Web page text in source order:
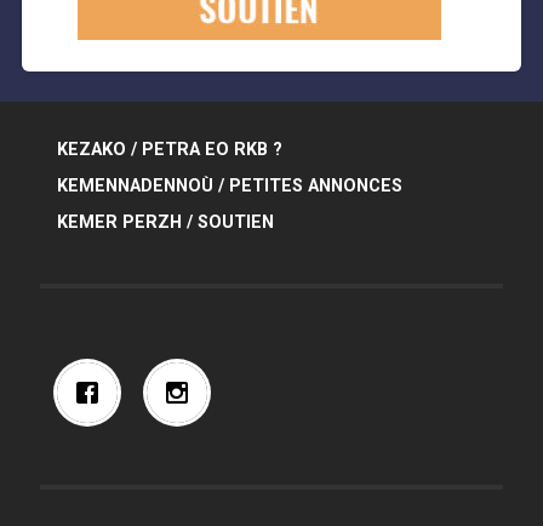
KEZAKO / PETRA EO RKB ?
KEMENNADENNOÙ / PETITES ANNONCES
KEMER PERZH / SOUTIEN